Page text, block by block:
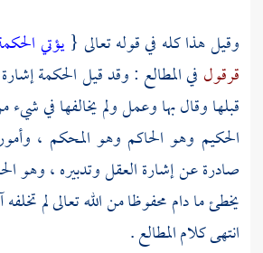
وقيل هذا كله في قوله تعالى {يؤتي
قرقول في المطالع : وقد قيل الحكمة
قبلها وقال بها وعمل ولم يخالفها في شيء
الحكيم وهو الحاكم وهو المحكم ،
صادرة عن إشارة العقل وتدبيره ، وهو
يخطئ ما دام محفوظا من الله تعالى لم
انتهى كلام المطالع .